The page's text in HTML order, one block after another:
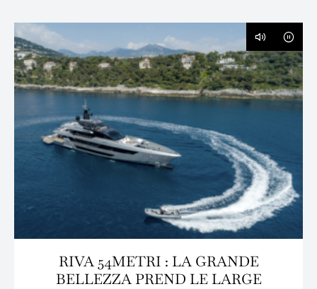
RIVA 54METRI : LA GRANDE
BELLEZZA PREND LE LARGE